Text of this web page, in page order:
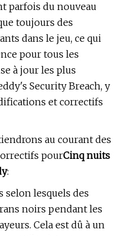
parfois du nouveau
toujours des
dans le jeu, ce qui
pour tous les
à jour les plus
Security Breach, y
et correctifs
au courant des
pourCinq nuits
:
selon lesquels des
noirs pendant les
Cela est dû à un